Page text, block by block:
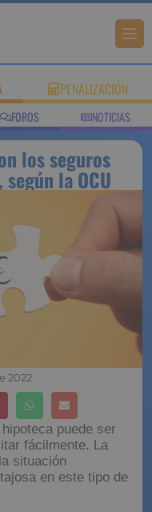
PENALIZACIÓN
FOROS NOTICIAS
los seguros
la OCU
2022
puede ser
fácilmente. La
situación
en este tipo de